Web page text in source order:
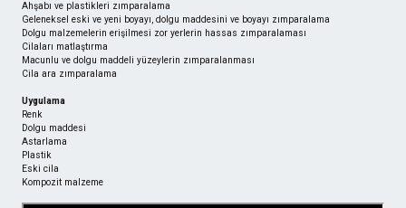
Ahşabı ve plastikleri zımparalama
Geleneksel eski ve yeni boyayı, dolgu maddesini ve boyayı zımparalama
Dolgu malzemelerin erişilmesi zor yerlerin hassas zımparalaması
Cilaları matlaştırma
Macunlu ve dolgu maddeli yüzeylerin zımparalanması
Cila ara zımparalama
Uygulama
Renk
Dolgu maddesi
Astarlama
Plastik
Eski cila
Kompozit malzeme